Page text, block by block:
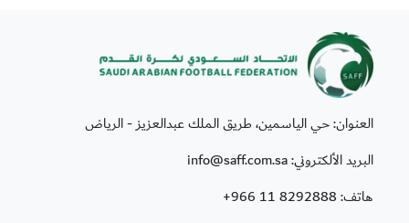
العنوان: حي الياسمين، طريق الملك عبدالعزيز - الرياض
البريد الألكتروني: info@saff.com.sa
هاتف:+966 11 8292888